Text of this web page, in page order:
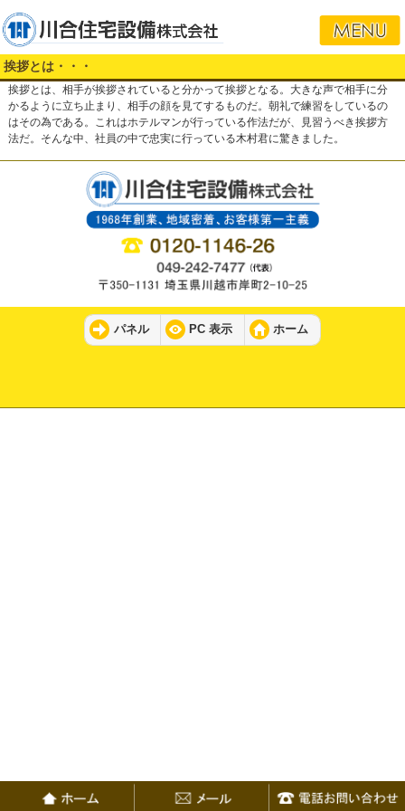
挨拶とは・・・
挨拶とは、相手が挨拶されていると分かって挨拶となる。大きな声で相手に分
かるように立ち止まり、相手の顔を見てするものだ。朝礼で練習をしているの
はその為である。これはホテルマンが行っている作法だが、見習うべき挨拶方
法だ。そんな中、社員の中で忠実に行っている木村君に驚きました。
パネル PC 表示 ホーム